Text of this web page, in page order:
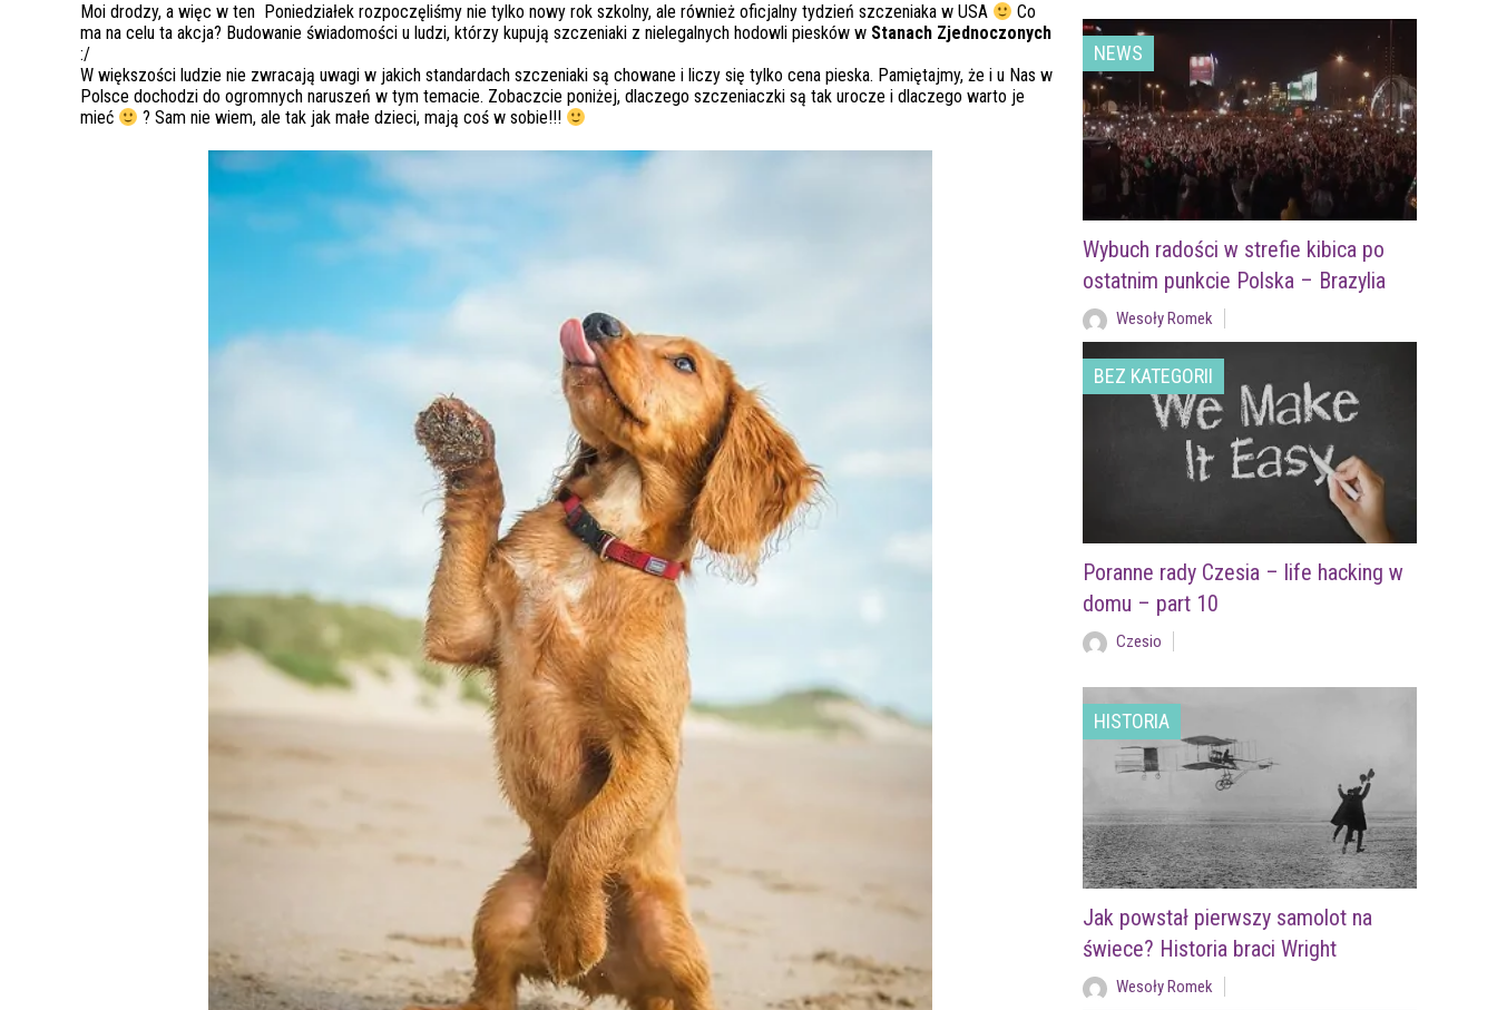
Moi drodzy, a więc w ten Poniedziałek rozpoczęliśmy nie tylko nowy rok szkolny, ale również oficjalny tydzień szczeniaka w USA
Co
ma na celu ta akcja? Budowanie świadomości u ludzi, którzy kupują szczeniaki z nielegalnych hodowli piesków w Stanach Zjednoczonych
:/
W większości ludzie nie zwracają uwagi w jakich standardach szczeniaki są chowane i liczy się tylko cena pieska. Pamiętajmy, że i u Nas w
Polsce dochodzi do ogromnych naruszeń w tym temacie. Zobaczcie poniżej, dlaczego szczeniaczki są tak urocze i dlaczego warto je
mieć
? Sam nie wiem, ale tak jak małe dzieci, mają coś w sobie!!!
NEWS
Wybuch radości w strefie kibica po
ostatnim punkcie Polska – Brazylia
Wesoły Romek
BEZ KATEGORII
Poranne rady Czesia – life hacking w
domu – part 10
Czesio
HISTORIA
Jak powstał pierwszy samolot na
świece? Historia braci Wright
Wesoły Romek